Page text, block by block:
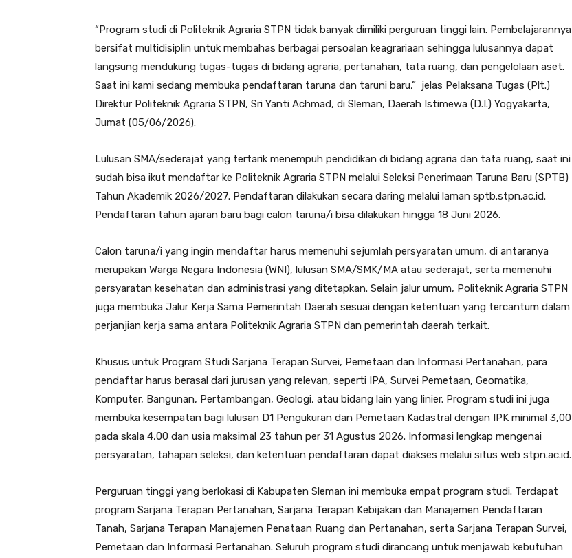
“Program studi di Politeknik Agraria STPN tidak banyak dimiliki perguruan tinggi lain. Pembelajarannya
bersifat multidisiplin untuk membahas berbagai persoalan keagrariaan sehingga lulusannya dapat
langsung mendukung tugas-tugas di bidang agraria, pertanahan, tata ruang, dan pengelolaan aset.
Saat ini kami sedang membuka pendaftaran taruna dan taruni baru,” jelas Pelaksana Tugas (Plt.)
Direktur Politeknik Agraria STPN, Sri Yanti Achmad, di Sleman, Daerah Istimewa (D.I.) Yogyakarta,
Jumat (05/06/2026).
Lulusan SMA/sederajat yang tertarik menempuh pendidikan di bidang agraria dan tata ruang, saat ini
sudah bisa ikut mendaftar ke Politeknik Agraria STPN melalui Seleksi Penerimaan Taruna Baru (SPTB)
Tahun Akademik 2026/2027. Pendaftaran dilakukan secara daring melalui laman sptb.stpn.ac.id.
Pendaftaran tahun ajaran baru bagi calon taruna/i bisa dilakukan hingga 18 Juni 2026.
Calon taruna/i yang ingin mendaftar harus memenuhi sejumlah persyaratan umum, di antaranya
merupakan Warga Negara Indonesia (WNI), lulusan SMA/SMK/MA atau sederajat, serta memenuhi
persyaratan kesehatan dan administrasi yang ditetapkan. Selain jalur umum, Politeknik Agraria STPN
juga membuka Jalur Kerja Sama Pemerintah Daerah sesuai dengan ketentuan yang tercantum dalam
perjanjian kerja sama antara Politeknik Agraria STPN dan pemerintah daerah terkait.
Khusus untuk Program Studi Sarjana Terapan Survei, Pemetaan dan Informasi Pertanahan, para
pendaftar harus berasal dari jurusan yang relevan, seperti IPA, Survei Pemetaan, Geomatika,
Komputer, Bangunan, Pertambangan, Geologi, atau bidang lain yang linier. Program studi ini juga
membuka kesempatan bagi lulusan D1 Pengukuran dan Pemetaan Kadastral dengan IPK minimal 3,00
pada skala 4,00 dan usia maksimal 23 tahun per 31 Agustus 2026. Informasi lengkap mengenai
persyaratan, tahapan seleksi, dan ketentuan pendaftaran dapat diakses melalui situs web stpn.ac.id.
Perguruan tinggi yang berlokasi di Kabupaten Sleman ini membuka empat program studi. Terdapat
program Sarjana Terapan Pertanahan, Sarjana Terapan Kebijakan dan Manajemen Pendaftaran
Tanah, Sarjana Terapan Manajemen Penataan Ruang dan Pertanahan, serta Sarjana Terapan Survei,
Pemetaan dan Informasi Pertanahan. Seluruh program studi dirancang untuk menjawab kebutuhan